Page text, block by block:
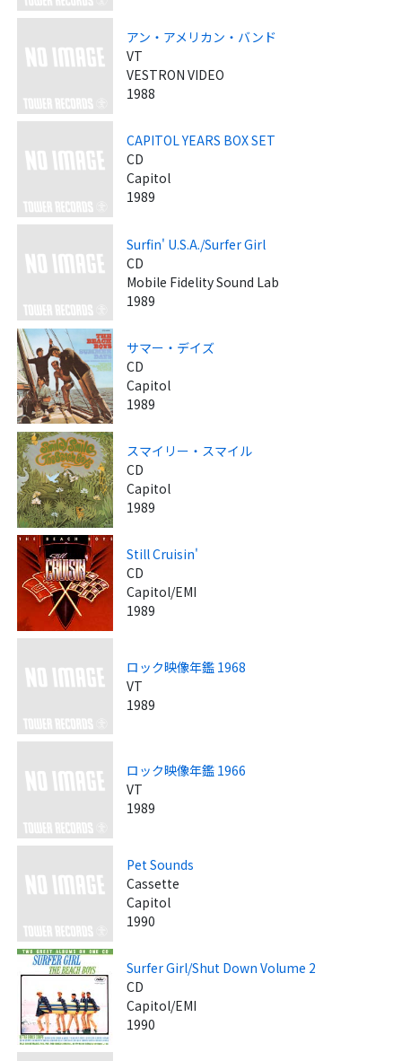
アン・アメリカン・バンド
VT
VESTRON VIDEO
1988
CAPITOL YEARS BOX SET
CD
Capitol
1989
Surfin' U.S.A./Surfer Girl
CD
Mobile Fidelity Sound Lab
1989
サマー・デイズ
CD
Capitol
1989
スマイリー・スマイル
CD
Capitol
1989
Still Cruisin'
CD
Capitol/EMI
1989
ロック映像年鑑 1968
VT
1989
ロック映像年鑑 1966
VT
1989
Pet Sounds
Cassette
Capitol
1990
Surfer Girl/Shut Down Volume 2
CD
Capitol/EMI
1990